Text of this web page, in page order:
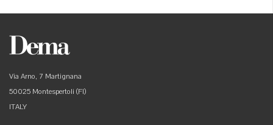
Via Arno, 7 Martignana
50025 Montespertoli (FI)
ITALY